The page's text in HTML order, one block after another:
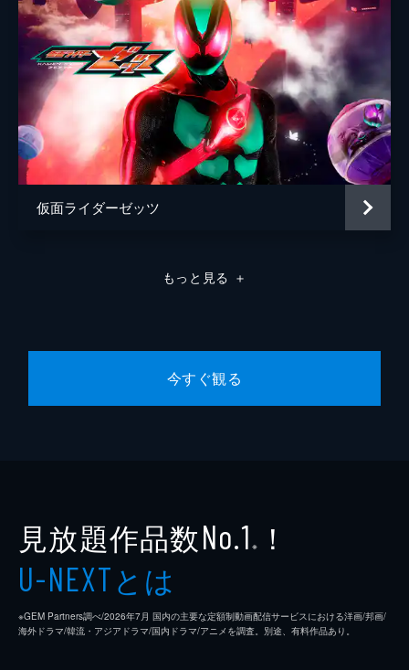
仮面ライダーゼッツ
もっと見る ＋
今すぐ観る
見放題作品数No.1 ※ ！
U-NEXTとは
※GEM Partners調べ/2026年7⽉ 国内の主要な定額制動画配信サービスにおける洋画/邦画/
海外ドラマ/韓流・アジアドラマ/国内ドラマ/アニメを調査。別途、有料作品あり。